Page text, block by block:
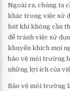
Ngoài ra, chúng ta
khác trong việc sử
hút khi không cần
để tránh việc sử
khuyến khích mọi
bảo vệ môi trường
những lợi ích của
Bảo vệ môi trường